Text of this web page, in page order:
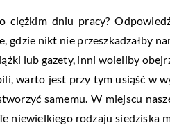
ciężkim dniu pracy?
nikt nie przeszkadzałby
lub gazety, inni woleliby
warto jest przy tym usiąść w
samemu. W miejscu
niewielkiego rodzaju siedziska